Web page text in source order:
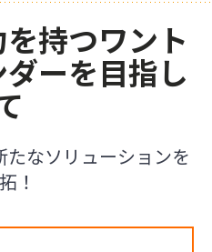
持つワント
ーを目指し
なソリューションを
！